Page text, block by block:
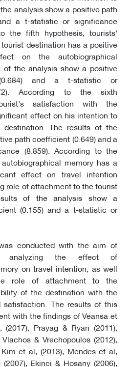
analysis show a positive path
a t-statistic or significance
the fifth hypothesis, tourists'
destination has a positive
on the autobiographical
of the analysis show a positive
and a t-statistic or
According to the sixth
satisfaction with the
effect on his intention to
The results of the
path coefficient (0.649) and a
(8.859). According to the
memory has a
effect on travel intention
role of attachment to the tourist
of the analysis show a
(0.155) and a t-statistic or
conducted with the aim of
analyzing the effect of
on travel intention, as well
role of attachment to the
of the destination with the
The results of this
with the findings of Veansa et
Prayag & Ryan (2011),
& Vrechopoulos (2012),
et al, (2013), Mendes et al,
Ekinci & Hosany (2006),